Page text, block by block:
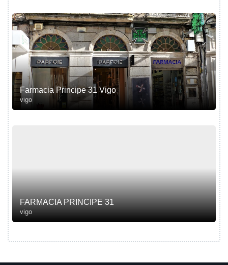
Farmacia Principe 31 Vigo
vigo
FARMACIA PRINCIPE 31
vigo